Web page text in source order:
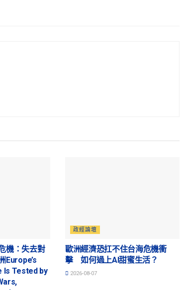
機：失去對
Europe’s
Is Tested by
政經論壇
歐洲經濟恐扛不住台海危機衝
擊 如何過上AI甜蜜生活？
2026-08-07